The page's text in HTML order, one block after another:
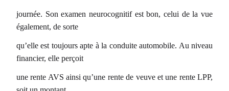
journée. Son examen neurocognitif est bon, celui de la vue
également, de sorte
qu’elle est toujours apte à la conduite automobile. Au niveau
financier, elle perçoit
une rente AVS ainsi qu’une rente de veuve et une rente LPP,